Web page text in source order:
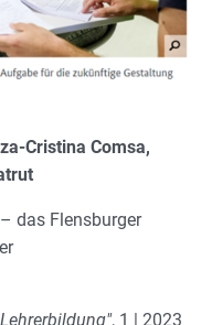
Cristina Comsa,
das Flensburger
, 1 | 2023